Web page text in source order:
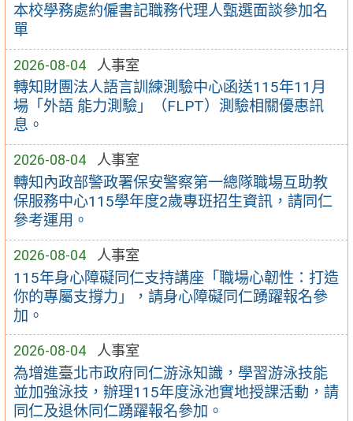
本校學務處約僱書記職務代理人甄選面談參加名
單
2026-08-04 人事室
轉知財團法人語言訓練測驗中心函送115年11月
場「外語 能力測驗」（FLPT）測驗相關優惠訊
息。
2026-08-04 人事室
轉知內政部警政署保安警察第一總隊職場互助教
保服務中心115學年度2歲專班招生資訊，請同仁
參考運用。
2026-08-04 人事室
115年身心障礙同仁支持講座「職場心韌性：打造
你的專屬支撐力」，請身心障礙同仁踴躍報名參
加。
2026-08-04 人事室
為增進臺北市政府同仁游泳知識，學習游泳技能
並加強泳技，辦理115年度泳池實地授課活動，請
同仁及退休同仁踴躍報名參加。